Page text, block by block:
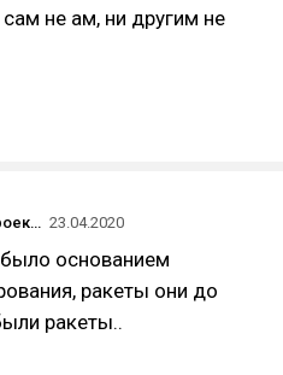
не ам, ни другим не
S7 Group заморозила проект плавучего космодрома «Морской старт» до «лучших времён» 23.04.2020
основанием
ракеты они до
ракеты..